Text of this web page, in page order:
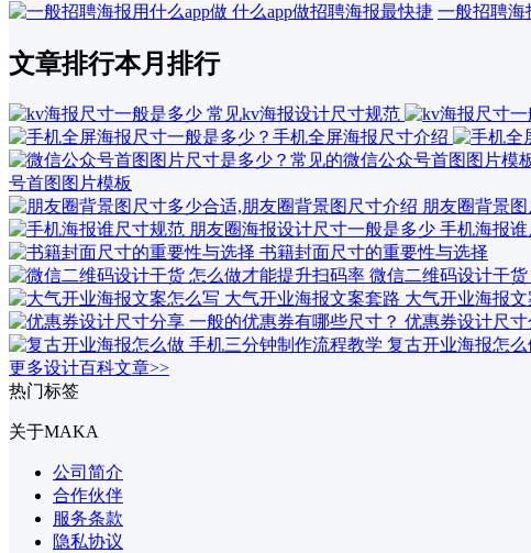
一般招聘海
文章排行本月排行
号首图图片模板
朋友圈背景
手机海报
书籍封面尺寸的重要性与选择
微信二维码设计干
大气开业海报
优惠券设计尺
复古开业海报怎
更多设计百科文章>>
热门标签
关于MAKA
公司简介
合作伙伴
服务条款
隐私协议